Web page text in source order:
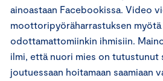
ainoastaan Facebookissa. Video
moottoripyöräharrastuksen
odottamattomiinkin ihmisiin.
ilmi, että nuori mies on tutustunut
joutuessaan hoitamaan saamiaan